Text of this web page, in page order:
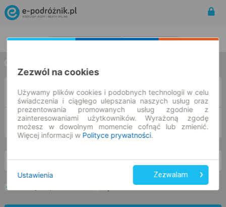
Z
DO
nd. 9 sie. -- : --
Zezwól na cookies
Używamy plików cookies i podobnych technologii w celu
świadczenia i ciągłego ulepszania naszych usług oraz
prezentowania promowanych usług zgodnie z
zainteresowaniami użytkowników. Wyrażoną zgodę
możesz w dowolnym momencie cofnąć lub zmienić.
Więcej informacji w Polityce prywatności.
Ustawienia Zezwalam